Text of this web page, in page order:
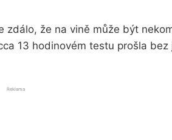
zdálo, že na vině může být
13 hodinovém testu prošla bez
Reklama